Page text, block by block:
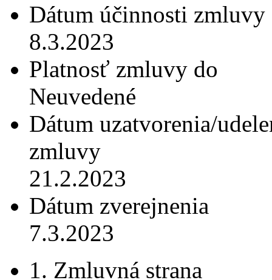
Dátum účinnosti zmluvy
8.3.2023
Platnosť zmluvy do
Neuvedené
Dátum uzatvorenia/
zmluvy
21.2.2023
Dátum zverejnenia
7.3.2023
1. Zmluvná strana